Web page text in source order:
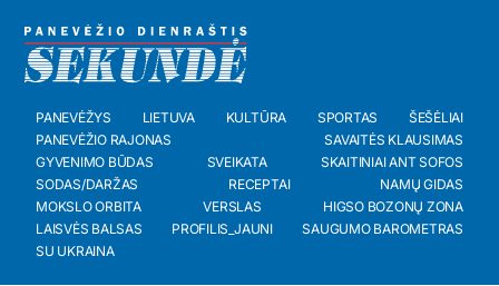
PANEVĖŽYS LIETUVA KULTŪRA SPORTAS
ŠEŠĖLIAI
PANEVĖŽIO RAJONAS
SAVAITĖS KLAUSIMAS
GYVENIMO BŪDAS
SVEIKATA
SKAITINIAI ANT SOFOS
SODAS/DARŽAS
RECEPTAI
NAMŲ GIDAS
MOKSLO ORBITA
VERSLAS
HIGSO BOZONŲ ZONA
LAISVĖS BALSAS
PROFILIS_JAUNI
SAUGUMO BAROMETRAS
SU UKRAINA